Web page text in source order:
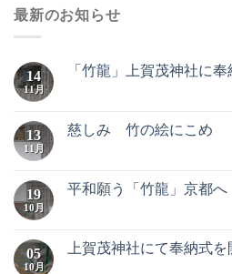
最新のお知らせ
14
11月
「竹龍」上賀茂神社に奉
13
11月
慈しみ 竹の絵にこめ
19
10月
平和願う「竹龍」京都へ
05
10月
上賀茂神社にて奉納式